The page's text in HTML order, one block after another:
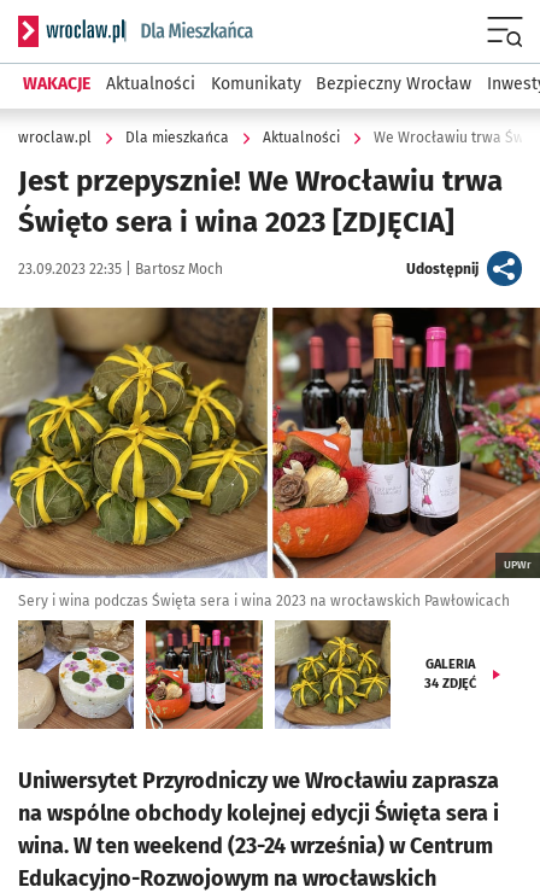
Serwis informacyjny wroclaw.pl podserwis: Dla mieszkańca
WAKACJE Aktualności Komunikaty Bezpieczny Wrocław
wroclaw.pl Dla mieszkańca Aktualności We Wrocławiu trwa
Jest przepysznie! We Wrocławiu trwa
Święto sera i wina 2023 [ZDJĘCIA]
Data publikacji:
23.09.2023 22:35 | Autor:
Bartosz Moch Udostępnijartykuł
Kliknij, aby zobaczyć galerię
UPWr
Sery i wina podczas Święta sera i wina 2023 na wrocławskich Pawłowicach
GALERIA
34 ZDJĘĆ
Uniwersytet Przyrodniczy we Wrocławiu zaprasza
na wspólne obchody kolejnej edycji Święta sera i
wina. W ten weekend (23-24 września) w Centrum
Edukacyjno-Rozwojowym na wrocławskich